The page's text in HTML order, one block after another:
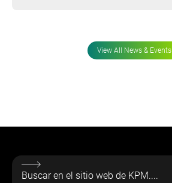
View All News & Events